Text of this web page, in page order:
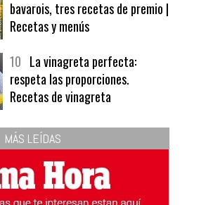
bavarois, tres recetas de premio |
Recetas y menús
respeta las proporciones.
Recetas de vinagreta
MÁS LEÍDAS